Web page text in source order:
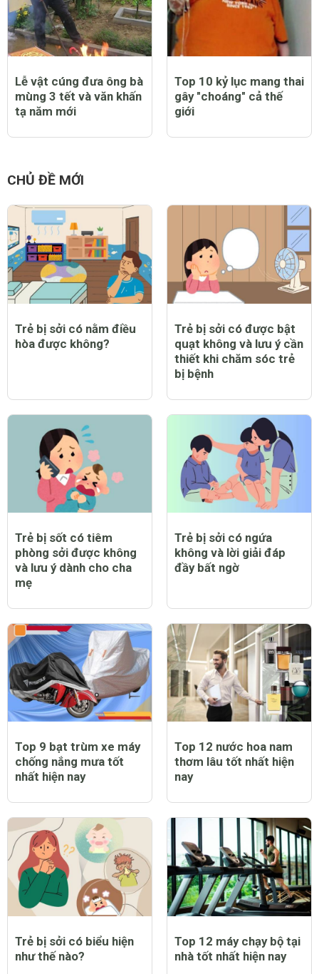
Lễ vật cúng đưa ông bà
mùng 3 tết và văn khấn
tạ năm mới
Top 10 kỷ lục mang thai
gây "choáng" cả thế
giới
CHỦ ĐỀ MỚI
Trẻ bị sởi có nằm điều
hòa được không?
Trẻ bị sởi có được bật
quạt không và lưu ý cần
thiết khi chăm sóc trẻ
bị bệnh
Trẻ bị sốt có tiêm
phòng sởi được không
và lưu ý dành cho cha
mẹ
Trẻ bị sởi có ngứa
không và lời giải đáp
đầy bất ngờ
Top 9 bạt trùm xe máy
chống nắng mưa tốt
nhất hiện nay
Top 12 nước hoa nam
thơm lâu tốt nhất hiện
nay
Trẻ bị sởi có biểu hiện
như thế nào?
Top 12 máy chạy bộ tại
nhà tốt nhất hiện nay